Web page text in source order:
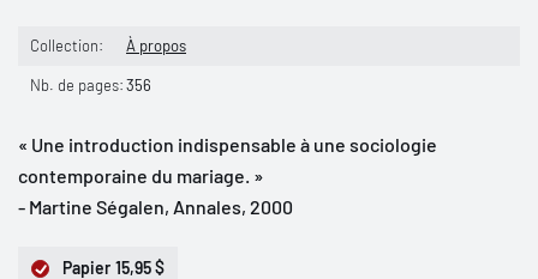
Collection: À propos
Nb. de pages:356
« Une introduction indispensable à une sociologie
contemporaine du mariage. »
- Martine Ségalen, Annales, 2000
Papier 15,95 $